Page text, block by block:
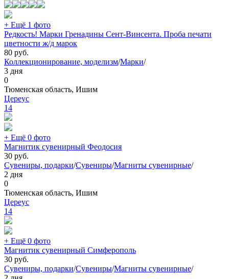
+ Ещё 1 фото
Редкость! Марки Гренадины Сент-Винсента. Проба печати
цветности ж/д марок
80 руб.
Коллекционирование, моделизм/Марки/
3 дня
0
Тюменская область, Ишим
Цереус
14
+ Ещё 0 фото
Магнитик сувенирный Феодосия
30 руб.
Сувениры, подарки/Сувениры/Магниты сувенирные/
2 дня
0
Тюменская область, Ишим
Цереус
14
+ Ещё 0 фото
Магнитик сувенирный Симферополь
30 руб.
Сувениры, подарки/Сувениры/Магниты сувенирные/